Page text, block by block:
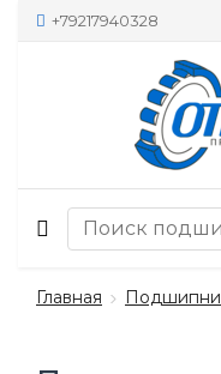
+79217940328
Главная